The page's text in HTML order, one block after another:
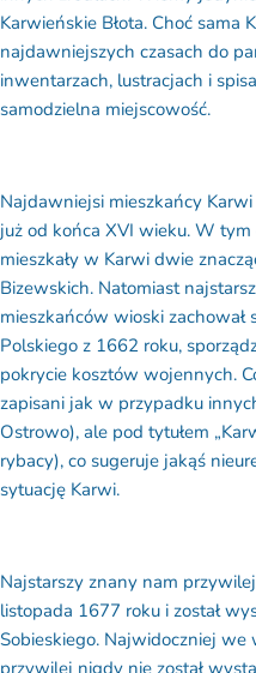
Karwieńskie Błota. Choć sama
najdawniejszych czasach do
inwentarzach, lustracjach i
samodzielna miejscowość.
Najdawniejsi mieszkańcy
już od końca XVI wieku. W
mieszkały w Karwi dwie
Bizewskich. Natomiast
mieszkańców wioski zachował
Polskiego z 1662 roku,
pokrycie kosztów wojennych.
zapisani jak w przypadku
Ostrowo), ale pod tytułem
rybacy), co sugeruje jakąś
sytuację Karwi.
Najstarszy znany nam
listopada 1677 roku i został
Sobieskiego. Najwidoczniej we
przywilej nigdy nie został